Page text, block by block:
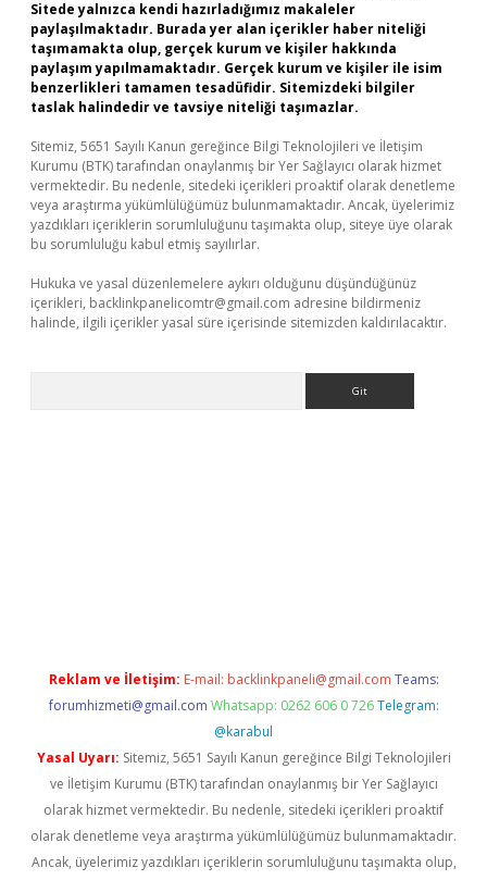
Sitede yalnızca kendi hazırladığımız makaleler
paylaşılmaktadır. Burada yer alan içerikler haber niteliği
taşımamakta olup, gerçek kurum ve kişiler hakkında
paylaşım yapılmamaktadır. Gerçek kurum ve kişiler ile isim
benzerlikleri tamamen tesadüfidir. Sitemizdeki bilgiler
taslak halindedir ve tavsiye niteliği taşımazlar.
Sitemiz, 5651 Sayılı Kanun gereğince Bilgi Teknolojileri ve İletişim
Kurumu (BTK) tarafından onaylanmış bir Yer Sağlayıcı olarak hizmet
vermektedir. Bu nedenle, sitedeki içerikleri proaktif olarak denetleme
veya araştırma yükümlülüğümüz bulunmamaktadır. Ancak, üyelerimiz
yazdıkları içeriklerin sorumluluğunu taşımakta olup, siteye üye olarak
bu sorumluluğu kabul etmiş sayılırlar.
Hukuka ve yasal düzenlemelere aykırı olduğunu düşündüğünüz
içerikleri, backlinkpanelicomtr@gmail.com adresine bildirmeniz
halinde, ilgili içerikler yasal süre içerisinde sitemizden kaldırılacaktır.
Reklam ve İletişim: E-mail: backlinkpaneli@gmail.com Teams:
forumhizmeti@gmail.com Whatsapp: 0262 606 0 726 Telegram:
@karabul
Yasal Uyarı: Sitemiz, 5651 Sayılı Kanun gereğince Bilgi Teknolojileri
ve İletişim Kurumu (BTK) tarafından onaylanmış bir Yer Sağlayıcı
olarak hizmet vermektedir. Bu nedenle, sitedeki içerikleri proaktif
olarak denetleme veya araştırma yükümlülüğümüz bulunmamaktadır.
Ancak, üyelerimiz yazdıkları içeriklerin sorumluluğunu taşımakta olup,